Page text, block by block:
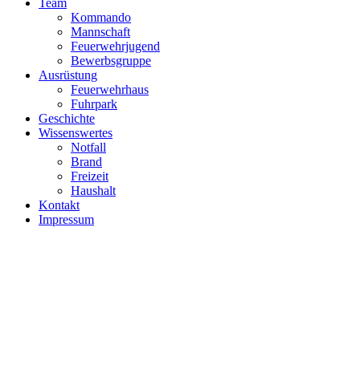
Team
Kommando
Mannschaft
Feuerwehrjugend
Bewerbsgruppe
Ausrüstung
Feuerwehrhaus
Fuhrpark
Geschichte
Wissenswertes
Notfall
Brand
Freizeit
Haushalt
Kontakt
Impressum